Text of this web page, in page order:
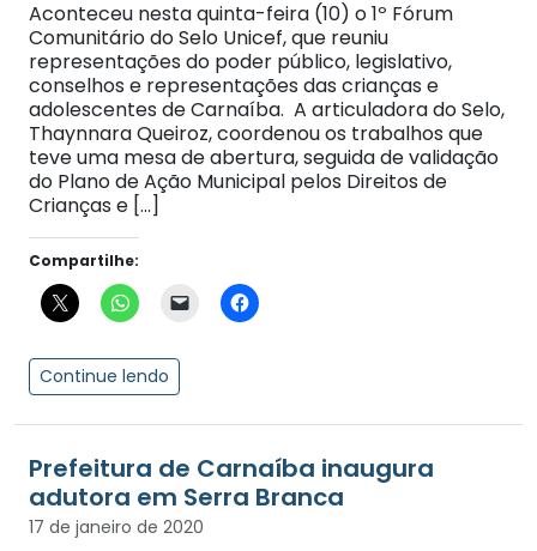
Aconteceu nesta quinta-feira (10) o 1º Fórum
Comunitário do Selo Unicef, que reuniu
representações do poder público, legislativo,
conselhos e representações das crianças e
adolescentes de Carnaíba. A articuladora do Selo,
Thaynnara Queiroz, coordenou os trabalhos que
teve uma mesa de abertura, seguida de validação
do Plano de Ação Municipal pelos Direitos de
Crianças e […]
Compartilhe:
Continue lendo
Prefeitura de Carnaíba inaugura
adutora em Serra Branca
17 de janeiro de 2020